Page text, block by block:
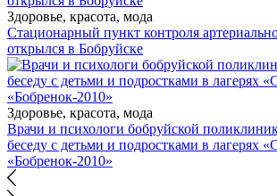
Здоровье, красота, мода
Стационарный пункт контроля
открылся в Бобруйске
Здоровье, красота, мода
Врачи и психологи бобруйской
беседу с детьми и подростками в лагерях
«Бобренок-2010»